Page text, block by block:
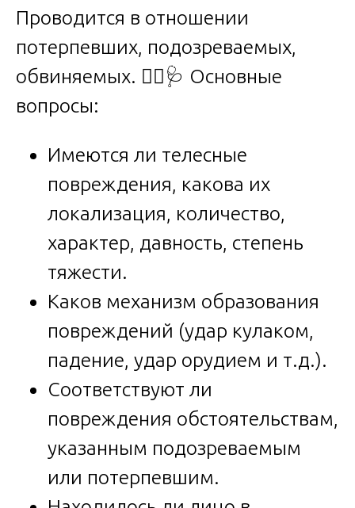
Проводится в отношении
потерпевших, подозреваемых,
обвиняемых. 🧑‍⚕️🩺 Основные
вопросы:
Имеются ли телесные
повреждения, какова их
локализация, количество,
характер, давность, степень
тяжести.
Каков механизм образования
повреждений (удар кулаком,
падение, удар орудием и т.д.).
Соответствуют ли
повреждения обстоятельствам,
указанным подозреваемым
или потерпевшим.